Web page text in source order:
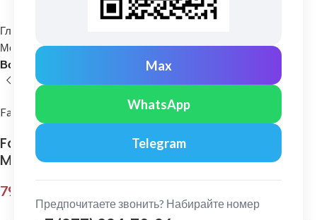
Max
WhatsApp
Telegram
Предпочитаете звонить? Набирайте номер
Главная
Металлические водосточные системы
Воронка (выход из желоба)
FarAcs PREMIUM
FarAcs PREMIUM: Воронка желоба 125/90
MATT Ral 8017
797,00